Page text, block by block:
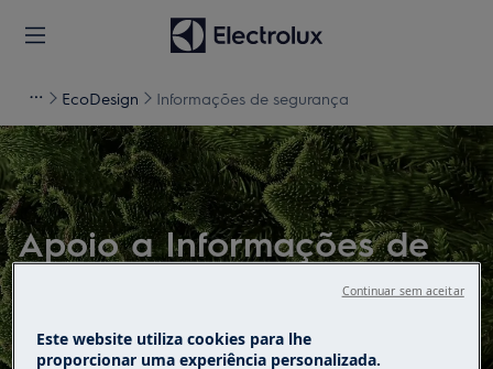
EcoDesign Informações de segurança
Apoio a Informações de
segurança
Este website utiliza cookies para lhe
proporcionar uma experiência personalizada.
Continuar sem aceitar